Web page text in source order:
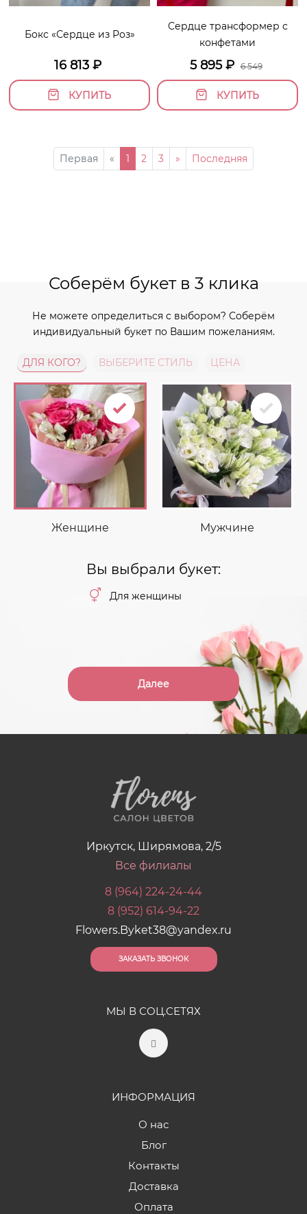
Бокс «Сердце из Роз»
16 813 ₽
КУПИТЬ
Сердце трансформер с
конфетами
5 895₽ 6 549
КУПИТЬ
Первая « 1 2 3 » Последняя
Соберём букет в 3 клика
Не можете определиться с выбором? Соберём
индивидуальный букет по Вашим пожеланиям.
ДЛЯ КОГО? ВЫБЕРИТЕ СТИЛЬ ЦЕНА
Женщине Мужчине
Вы выбрали букет:
Для женщины
Далее
Иркутск, Ширямова, 2/5
Все филиалы
8 (964) 224-24-44
8 (952) 614-94-22
Flowers.Byket38@yandex.ru
ЗАКАЗАТЬ ЗВОНОК
МЫ В СОЦ.СЕТЯХ
ИНФОРМАЦИЯ
О нас
Блог
Контакты
Доставка
Оплата